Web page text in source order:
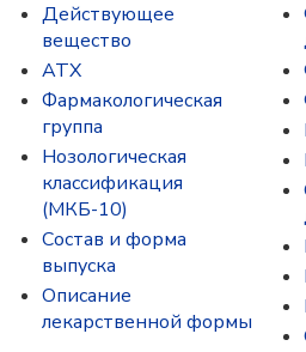
Действующее
вещество
ATX
Фармакологическая
группа
Нозологическая
классификация
(МКБ-10)
Состав и форма
выпускa
Описание
лекарственной формы